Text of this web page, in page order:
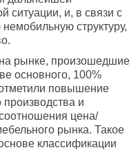
ситуации, и, в связи с
структуру,
рынке, произошедшие
основного, 100%
повышение
производства и
цена/
рынка. Такое
классификации